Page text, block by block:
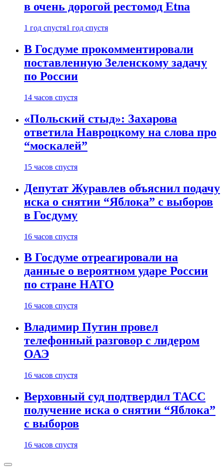
в очень дорогой рестомод Etna
1 год спустя1 год спустя
В Госдуме прокомментировали
поставленную Зеленскому задачу
по России
14 часов спустя
«Польский стыд»: Захарова
ответила Навроцкому на слова про
“москалей”
15 часов спустя
Депутат Журавлев объяснил подачу
иска о снятии “Яблока” с выборов
в Госдуму
16 часов спустя
В Госдуме отреагировали на
данные о вероятном ударе России
по стране НАТО
16 часов спустя
Владимир Путин провел
телефонный разговор с лидером
ОАЭ
16 часов спустя
Верховный суд подтвердил ТАСС
получение иска о снятии “Яблока”
с выборов
16 часов спустя